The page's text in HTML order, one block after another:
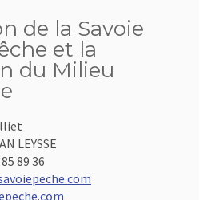
de la Savoie
et la
du Milieu
LEYSSE
89 36